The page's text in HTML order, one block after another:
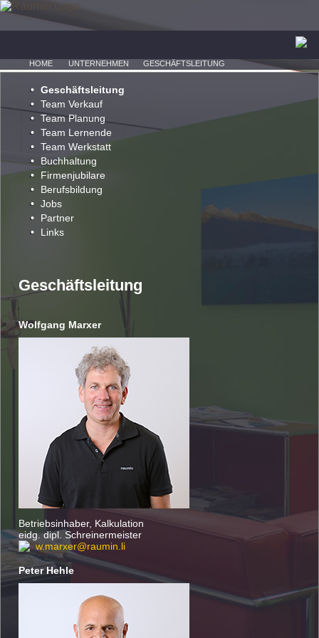
HOME UNTERNEHMEN GESCHÄFTSLEITUNG
Geschäftsleitung
Team Verkauf
Team Planung
Team Lernende
Team Werkstatt
Buchhaltung
Firmenjubilare
Berufsbildung
Jobs
Partner
Links
Geschäftsleitung
Wolfgang Marxer
Betriebsinhaber, Kalkulation
eidg. dipl. Schreinermeister
w.marxer@raumin.li
Peter Hehle